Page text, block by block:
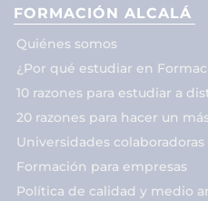
FORMACIÓN ALCALÁ
Quiénes somos
¿Por qué estudiar en
10 razones para estudiar a
20 razones para hacer un
Universidades colaboradoras
Formación para empresas
Política de calidad y medio